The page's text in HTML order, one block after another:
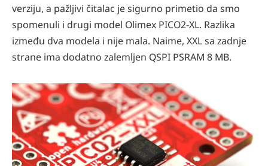
verziju, a pažljivi čitalac je sigurno primetio da smo
spomenuli i drugi model Olimex PICO2-XL. Razlika
između dva modela i nije mala. Naime, XXL sa zadnje
strane ima dodatno zalemljen QSPI PSRAM 8 MB.